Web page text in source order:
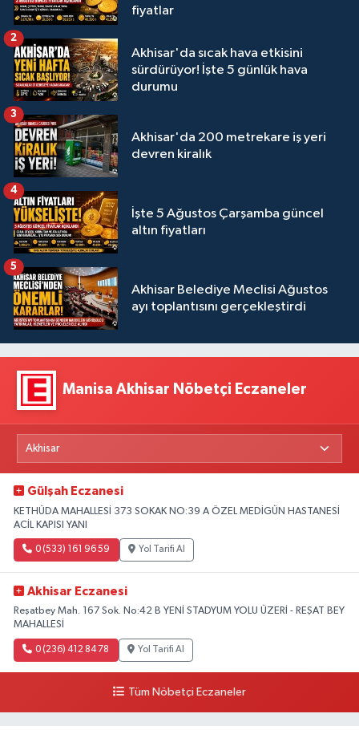
fiyatlar
Akhisar'da sıcak hava etkisini
sürdürüyor! İşte 5 günlük hava
durumu
2
Akhisar'da 200 metrekare iş yeri
devren kiralık
3
İşte 5 Ağustos Çarşamba güncel
altın fiyatları
4
Akhisar Belediye Meclisi Ağustos
ayı toplantısını gerçekleştirdi
5
Manisa Akhisar Nöbetçi Eczaneler
Gülşah Eczanesi
KETHÜDA MAHALLESİ 373 SOKAK NO:39 A ÖZEL MEDİGÜN HASTANESİ
ACİL KAPISI YANI
0 (533) 161 96 59 Yol Tarifi Al
Akhisar Eczanesi
Reşatbey Mah. 167 Sok. No:42 B YENİ STADYUM YOLU ÜZERİ - REŞAT BEY
MAHALLESİ
0 (236) 412 84 78 Yol Tarifi Al
Tüm Nöbetçi Eczaneler